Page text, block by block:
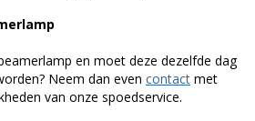
en moet deze dezelfde dag
Neem dan even contact met
van onze spoedservice.